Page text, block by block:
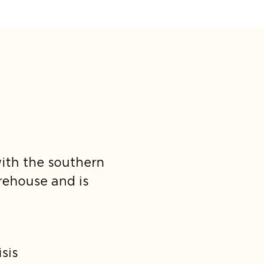
the southern
and is